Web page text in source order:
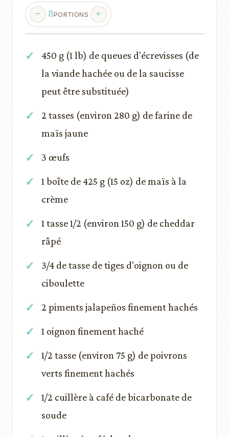
8PORTIONS
450 g (1 lb) de queues d'écrevisses (de
la viande hachée ou de la saucisse
peut être substituée)
2 tasses (environ 280 g) de farine de
maïs jaune
3 œufs
1 boîte de 425 g (15 oz) de maïs à la
crème
1 tasse 1/2 (environ 150 g) de cheddar
râpé
3/4 de tasse de tiges d'oignon ou de
ciboulette
2 piments jalapeños finement hachés
1 oignon finement haché
1/2 tasse (environ 75 g) de poivrons
verts finement hachés
1/2 cuillère à café de bicarbonate de
soude